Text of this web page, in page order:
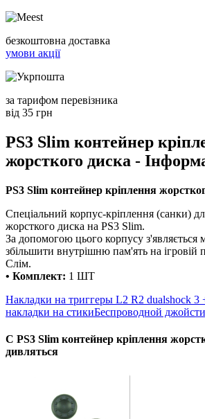
безкоштовна доставка
умови акції
за тарифом перевізника
від 35 грн
PS3 Slim контейнер
жорсткого диска -
PS3 Slim контейнер кріплення
Спеціальний корпус-кріплення (санки)
жорсткого диска на PS3 Slim.
За допомогою цього корпусу з'являється
збільшити внутрішню пам'ять на ігровій
Слім.
• Комплект: 1 ШТ
Накладки на триггеры L2 R2 dualshock 3
накладки на стикиБеспроводной
С PS3 Slim контейнер кріплення
дивляться